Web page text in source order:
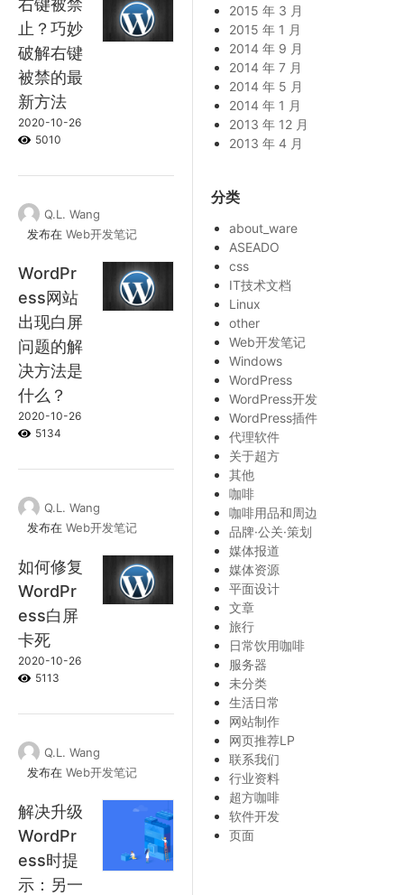
右键被禁
止？巧妙
破解右键
被禁的最
新方法
2020-10-26
5010
Q.L. Wang
发布在 Web开发笔记
WordPr
ess网站
出现白屏
问题的解
决方法是
什么？
2020-10-26
5134
Q.L. Wang
发布在 Web开发笔记
如何修复
WordPr
ess白屏
卡死
2020-10-26
5113
Q.L. Wang
发布在 Web开发笔记
解决升级
WordPr
ess时提
示：另一
2015 年 3 月
2015 年 1 月
2014 年 9 月
2014 年 7 月
2014 年 5 月
2014 年 1 月
2013 年 12 月
2013 年 4 月
分类
about_ware
ASEADO
css
IT技术文档
Linux
other
Web开发笔记
Windows
WordPress
WordPress开发
WordPress插件
代理软件
关于超方
其他
咖啡
咖啡用品和周边
品牌·公关·策划
媒体报道
媒体资源
平面设计
文章
旅行
日常饮用咖啡
服务器
未分类
生活日常
网站制作
网页推荐LP
联系我们
行业资料
超方咖啡
软件开发
页面